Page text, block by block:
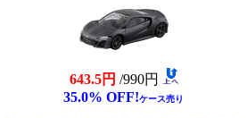
643.5円 /990円
35.0% OFF!ケース売り